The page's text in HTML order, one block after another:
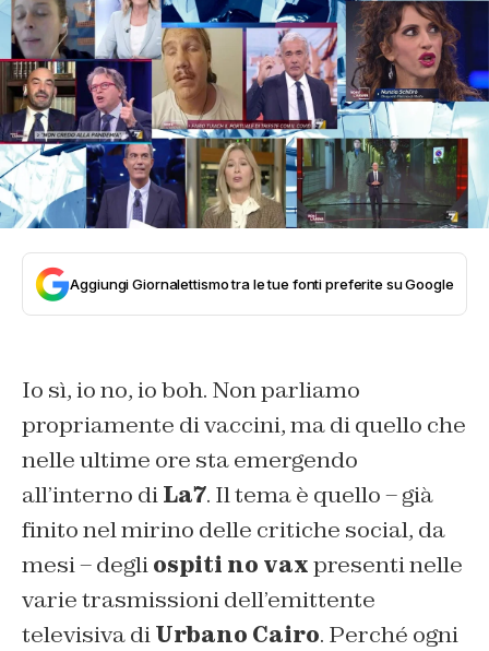
Aggiungi Giornalettismo tra le tue fonti preferite su Google
Io sì, io no, io boh. Non parliamo
propriamente di vaccini, ma di quello che
nelle ultime ore sta emergendo
all’interno diLa7. Il tema è quello – già
finito nel mirino delle critiche social, da
mesi – degliospiti no vaxpresenti nelle
varie trasmissioni dell’emittente
televisiva diUrbano Cairo. Perché ogni